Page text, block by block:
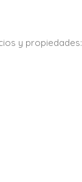
y propiedades: